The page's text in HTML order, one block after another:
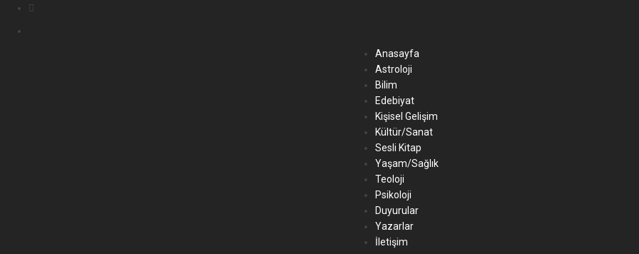
Anasayfa
Astroloji
Bilim
Edebiyat
Kişisel Gelişim
Kültür/Sanat
Sesli Kitap
Yaşam/Sağlık
Teoloji
Psikoloji
Duyurular
Yazarlar
İletişim